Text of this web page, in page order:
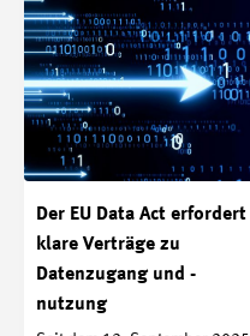
Der EU Data Act erfordert
klare Verträge zu
Datenzugang und -
nutzung